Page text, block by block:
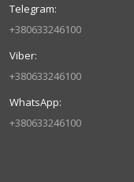
+380633246100
+380633246100
+380633246100